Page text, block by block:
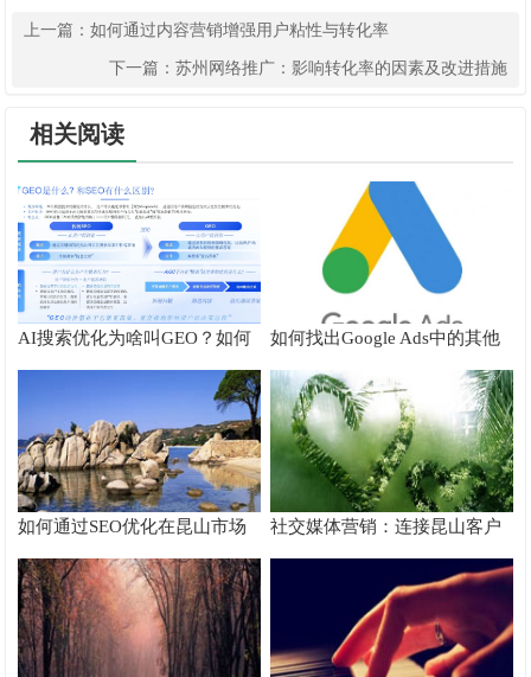
上一篇：如何通过内容营销增强用户粘性与转化率
下一篇： 苏州网络推广：影响转化率的因素及改进措施
相关阅读
AI搜索优化为啥叫GEO？如何
在AI搜索中获得排名？
如何找出Google Ads中的其他
搜索字词
如何通过SEO优化在昆山市场
脱颖而出
社交媒体营销：连接昆山客户
的桥梁